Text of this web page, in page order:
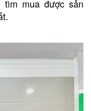
mua được sản